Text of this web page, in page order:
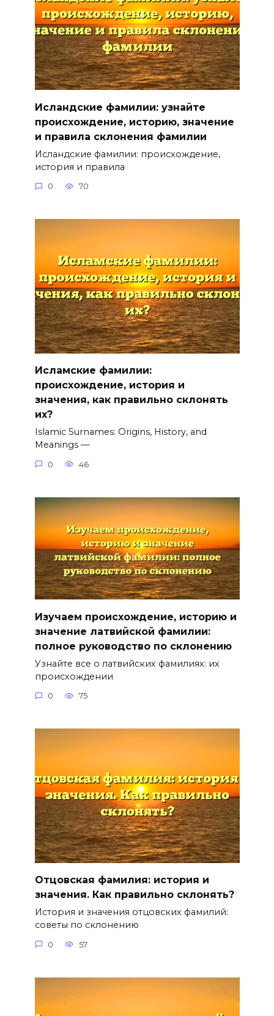
Исландские фамилии: узнайте
происхождение, историю, значение
и правила склонения фамилии
Исландские фамилии: происхождение,
история и правила
0 70
Исламские фамилии:
происхождение, история и
значения, как правильно склонять
их?
Islamic Surnames: Origins, History, and
Meanings —
0 46
Изучаем происхождение, историю и
значение латвийской фамилии:
полное руководство по склонению
Узнайте все о латвийских фамилиях: их
происхождении
0 75
Отцовская фамилия: история и
значения. Как правильно склонять?
История и значения отцовских фамилий:
советы по склонению
0 57